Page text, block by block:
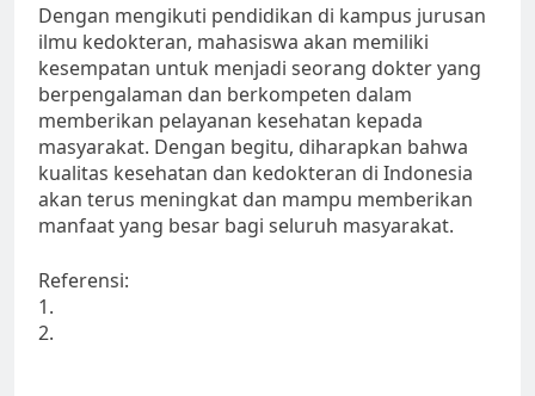
Dengan mengikuti pendidikan di kampus jurusan
ilmu kedokteran, mahasiswa akan memiliki
kesempatan untuk menjadi seorang dokter yang
berpengalaman dan berkompeten dalam
memberikan pelayanan kesehatan kepada
masyarakat. Dengan begitu, diharapkan bahwa
kualitas kesehatan dan kedokteran di Indonesia
akan terus meningkat dan mampu memberikan
manfaat yang besar bagi seluruh masyarakat.
Referensi:
1.
2.